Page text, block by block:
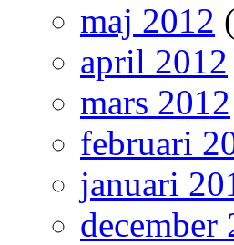
maj 2012
april 2012
mars 2012
februari
januari
december